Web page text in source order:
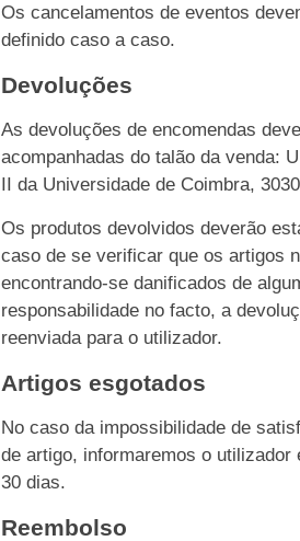
Os cancelamentos de eventos
definido caso a caso.
Devoluções
As devoluções de encomendas
acompanhadas do talão da venda:
II da Universidade de Coimbra,
Os produtos devolvidos deverão
caso de se verificar que os artigos
encontrando-se danificados de
responsabilidade no facto, a
reenviada para o utilizador.
Artigos esgotados
No caso da impossibilidade de
de artigo, informaremos o
30 dias.
Reembolso